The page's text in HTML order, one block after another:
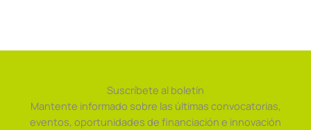
Suscríbete al boletín
Mantente informado sobre las últimas convocatorias,
eventos, oportunidades de financiación e innovación